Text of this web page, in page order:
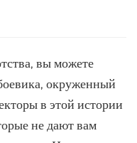
вы можете
окруженный
в этой истории
не дают вам